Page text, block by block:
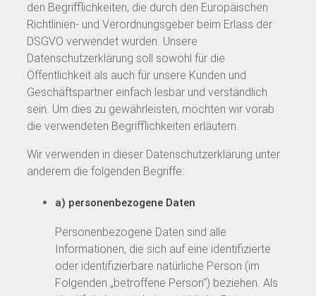
den Begrifflichkeiten, die durch den Europäischen
Richtlinien- und Verordnungsgeber beim Erlass der
DSGVO verwendet wurden. Unsere
Datenschutzerklärung soll sowohl für die
Öffentlichkeit als auch für unsere Kunden und
Geschäftspartner einfach lesbar und verständlich
sein. Um dies zu gewährleisten, möchten wir vorab
die verwendeten Begrifflichkeiten erläutern.
Wir verwenden in dieser Datenschutzerklärung unter
anderem die folgenden Begriffe:
a) personenbezogene Daten
Personenbezogene Daten sind alle
Informationen, die sich auf eine identifizierte
oder identifizierbare natürliche Person (im
Folgenden „betroffene Person“) beziehen. Als